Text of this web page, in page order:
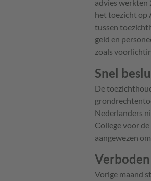
advies werkten
het toezicht op
tussen
geld en
zoals
Snel
De
Nederlanders
College voor
aangewezen
Vorige maand